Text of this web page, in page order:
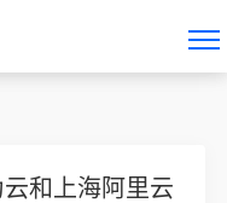
和上海阿里云